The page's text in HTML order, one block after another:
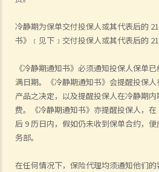
冷静期为保单交付投保人或其代表后的 21
书》﹝见下﹞交付投保人或其代表后的 21
《冷静期通知书》必须通知投保人保单
满日期。《冷静期通知书》会提醒投保
产品之决定，以及提醒投保人在冷静期
费。《冷静期通知书》亦提醒投保人，
后9历日内，假如仍未收到保单合约，
务部。
在任何情况下，保险代理均须通知他们